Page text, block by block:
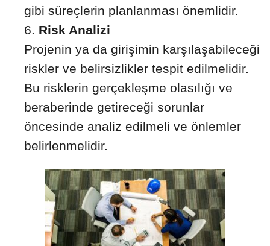
gibi süreçlerin planlanması önemlidir.
Risk Analizi
Projenin ya da girişimin karşılaşabileceği
riskler ve belirsizlikler tespit edilmelidir.
Bu risklerin gerçekleşme olasılığı ve
beraberinde getireceği sorunlar
öncesinde analiz edilmeli ve önlemler
belirlenmelidir.